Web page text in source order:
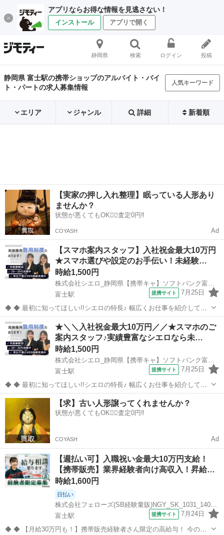
アプリならお得な情報を見逃さない！
インストール アプリで開く
静岡県 検索 ログイン 投稿
静岡県 富士駅の携帯ショップのアルバイト・バイ
ト・パートの求人募集情報
人気キーワード
エリア ジャンル 詳細 新着順
【実家の押し入れ整理】眠っている人形あり
ませんか？
状態が悪くてもOK🙆‍♀️査定0円‼️
COYASH Ad
【スマホ案内スタッフ】入社祝金最大10万円
★スマホ選びや設定のお手伝い！未経験…
時給1,500円
富士駅
提携サイト 7月25日
◆ ◆ 最初に知ってほしい!!シエロの特長♪ 幅広くお仕事を紹介してい
る当社！ 専任のコーディネーターがあなたの希望をしっかりお伺いし
て、お仕事探しに丁寧に向き合います！ ＼＼うれしい高収入×週払い♪
／／ 高収入でしっか...
静岡 富士駅 携帯ショップ
★＼＼入社祝金最大10万円／／★スマホのご
案内スタッフ♪実績豊富なシエロなら未…
時給1,500円
富士駅
提携サイト 7月25日
◆ ◆ 最初に知ってほしい!!シエロの特長♪ 幅広くお仕事を紹介してい
る当社！ 専任のコーディネーターがあなたの希望をしっかりお伺いし
て、お仕事探しに丁寧に向き合います！ ＼＼うれしい高収入×週払い♪
／／ 高収入でしっか...
静岡 富士市 富士駅 携帯ショップ
【求】古い人形譲ってくれませんか？
状態が悪くてもOK🙆‍♀️査定0円‼️
COYASH Ad
【週払い可】入職祝い金最大10万円支給！
【携帯販売】業界経験者向け高収入！昇給…
時給1,600円
日払い
株式会社フェローズ(SB経験量販)NGY_SK_1031_1407T(A)(NGY)
富士駅
提携サイト 7月24日
◆ ◆ 【月給30万円も！】携帯販売経験者さん限定の高給与！ 今の給